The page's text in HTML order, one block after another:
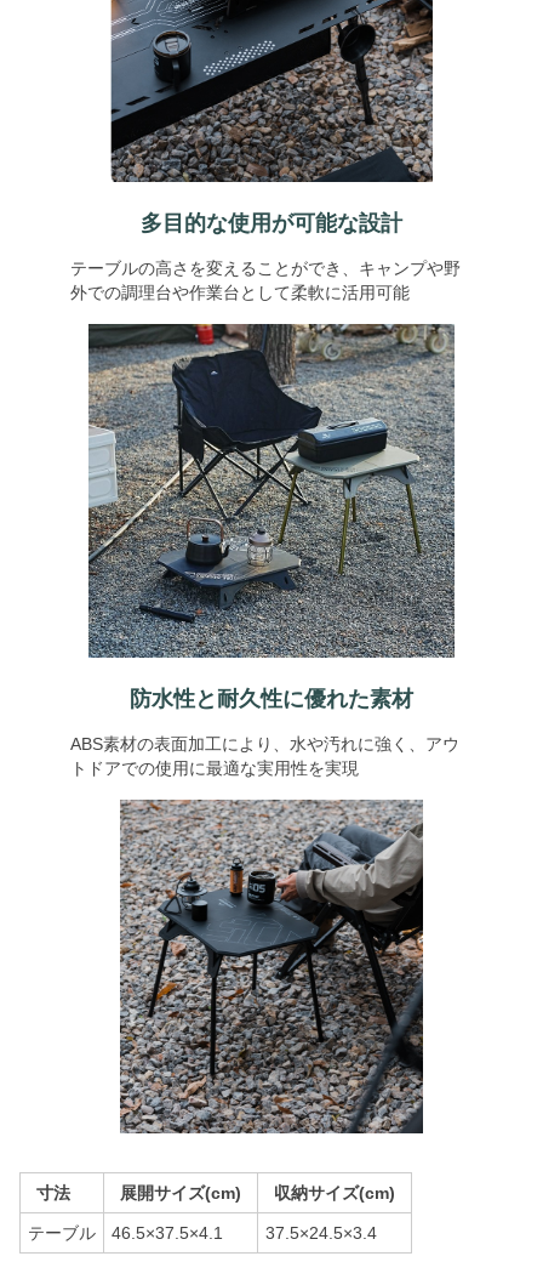
多目的な使用が可能な設計
テーブルの高さを変えることができ、キャンプや野
外での調理台や作業台として柔軟に活用可能
防水性と耐久性に優れた素材
ABS素材の表面加工により、水や汚れに強く、アウ
トドアでの使用に最適な実用性を実現
寸法 展開サイズ(cm) 収納サイズ(cm)
テーブル 46.5×37.5×4.1 37.5×24.5×3.4